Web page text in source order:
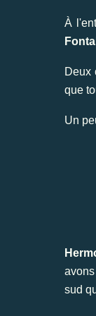
À
Deux
que
Un
sud